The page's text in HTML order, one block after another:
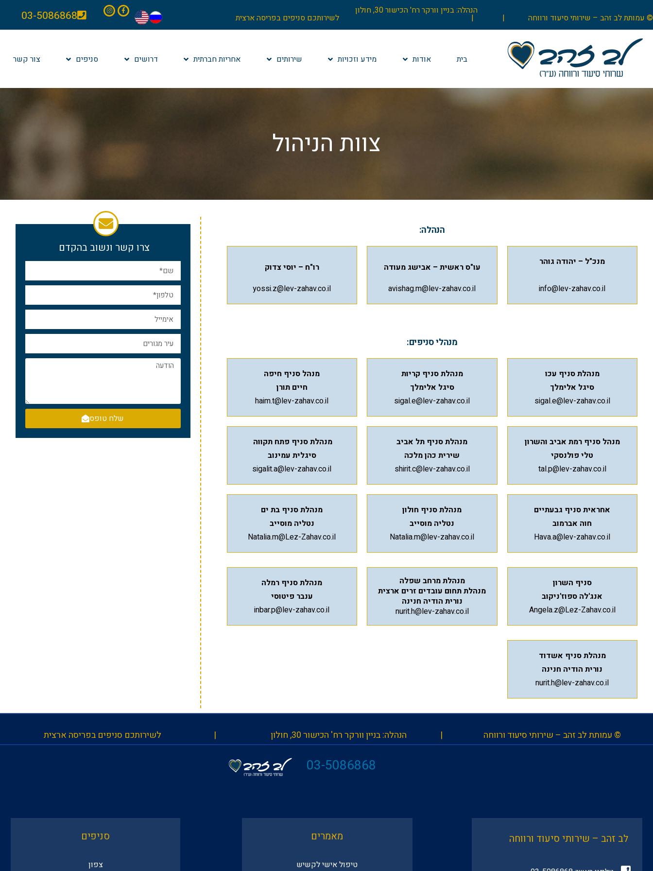
© עמותת לב זהב – שירותי סיעוד ורווחה |
הנהלה: בניין וורקר רח' הכישור 30, חולון
| לשירותכם סניפים בפריסה ארצית 03-5086868
בית אודות מידע וזכויות שירותים אחריות חברתית דרושים סניפים צור קשר
צוות הניהול
הנהלה:
מנכ"ל – יהודה גוהר
info@lev-zahav.co.il
עו"ס ראשית – אבישג מעודה
avishag.m@lev-zahav.co.il
רו"ח – יוסי צדוק
yossi.z@lev-zahav.co.il
מנהלי סניפים:
מנהלת סניף עכו
סיגל אלימלך
sigal.e@lev-zahav.co.il
מנהלת סניף קריות
סיגל אלימלך
sigal.e@lev-zahav.co.il
מנהל סניף חיפה
חיים תורן
haim.t@lev-zahav.co.il
מנהל סניף רמת אביב והשרון
טלי פולנסקי
tal.p@lev-zahav.co.il
מנהלת סניף תל אביב
שירית כהן מלכה
shirit.c@lev-zahav.co.il
מנהלת סניף פתח תקווה
סיגלית עמינוב
sigalit.a@lev-zahav.co.il
אחראית סניף גבעתיים
חוה אברמוב
Hava.a@lev-zahav.co.il
מנהלת סניף חולון
נטליה מוסייב
Natalia.m@lev-zahav.co.il
מנהלת סניף בת ים
נטליה מוסייב
Natalia.m@Lez-Zahav.co.il
סניף השרון
אנג'לה ספוז'ניקוב
Angela.z@Lez-Zahav.co.il
מנהלת מרחב שפלה
מנהלת תחום עובדים זרים ארצית
נורית הודיה חנינה
nurit.h@lev-zahav.co.il
מנהלת סניף רמלה
ענבר פיטוסי
inbar.p@lev-zahav.co.il
מנהלת סניף אשדוד
נורית הודיה חנינה
nurit.h@lev-zahav.co.il
צרו קשר ונשוב בהקדם
שלח טופס
© עמותת לב זהב – שירותי סיעוד ורווחה | הנהלה: בניין וורקר רח' הכישור 30, חולון | לשירותכם סניפים בפריסה ארצית
03-5086868
לב זהב – שירותי סיעוד ורווחה מאמרים
טיפול אישי לקשיש
סניפים
צפון